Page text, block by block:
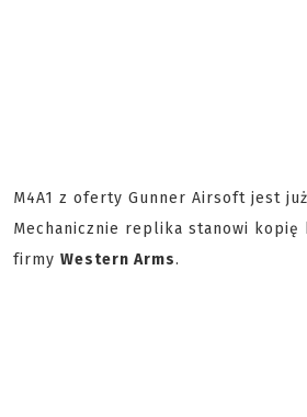
M4A1 z oferty Gunner Airsoft jest
Mechanicznie replika stanowi
firmy Western Arms.